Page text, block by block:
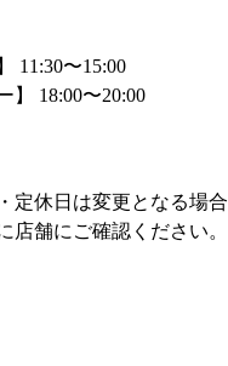
11:30〜15:00
】 18:00〜20:00
定休日は変更となる場
店舗にご確認ください。